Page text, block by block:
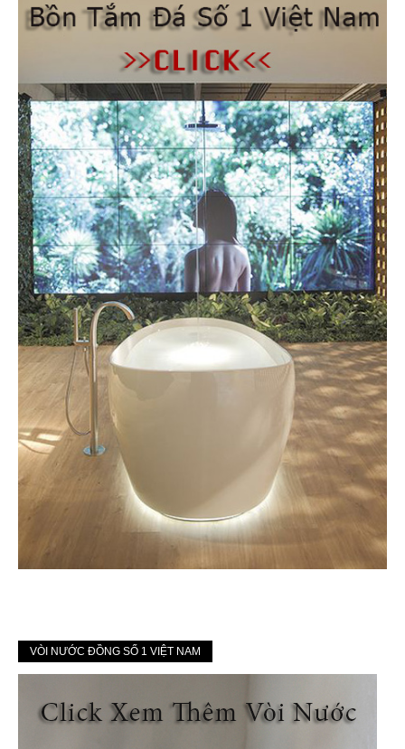
VÒI NƯỚC ĐỒNG SỐ 1 VIỆT NAM